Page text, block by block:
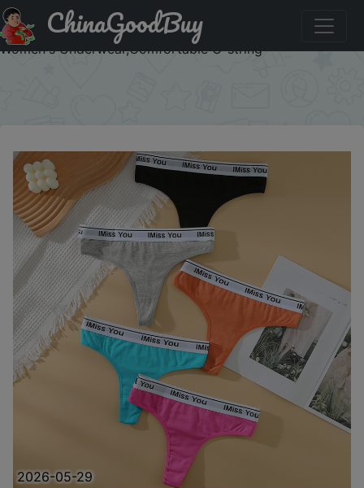
Купить по распродаже : 3PCS Cotton Women's
Thong,Low Waisted Women's Panties,Sexy And Soft
Women's Underwear,Comfortable G-string
ChinaGoodBuy
2026-05-29